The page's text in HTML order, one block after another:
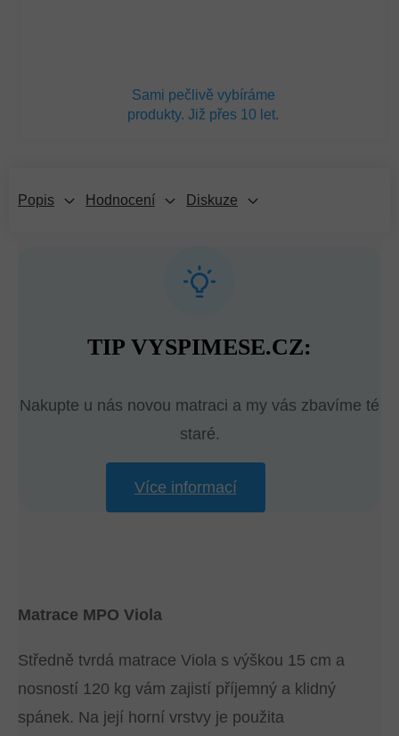
Sami pečlivě vybíráme
produkty. Již přes 10 let.
Popis Hodnocení Diskuze
TIP VYSPIMESE.CZ:
Nakupte u nás novou matraci a my vás zbavíme té
staré.
Více informací
Matrace MPO Viola
Středně tvrdá matrace Viola s výškou 15 cm a
nosností 120 kg vám zajistí příjemný a klidný
spánek. Na její horní vrstvy je použita